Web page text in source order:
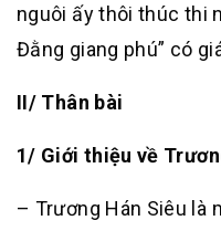
nguôi ấy thôi thúc thi
Đằng giang phú” có
II/ Thân bài
1/ Giới thiệu về
– Trương Hán Siêu là